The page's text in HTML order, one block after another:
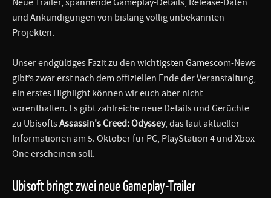
und Ankündigungen von bislang völlig unbekannten
Projekten.
Unser endgültiges Fazit zu den wichtigsten Gamescom-News
gibt’s zwar erst nach dem offiziellen Ende der Veranstaltung,
ein erstes Highlight können wir euch aber nicht
vorenthalten. Es gibt zahlreiche neue Details und Gerüchte
zu UbisoftsAssassin's Creed: Odyssey, das laut aktueller
Informationen am 5. Oktober für PC, PlayStation 4 und Xbox
One erscheinen soll.
Ubisoft bringt zwei neue Gameplay-Trailer